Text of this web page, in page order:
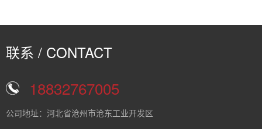
联系 / CONTACT
18832767005
公司地址：河北省沧州市沧东工业开发区